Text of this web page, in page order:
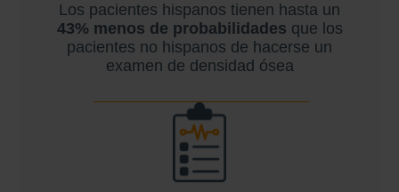
Los pacientes hispanos tienen hasta un
43% menos de probabilidades que los
pacientes no hispanos de hacerse un
examen de densidad ósea